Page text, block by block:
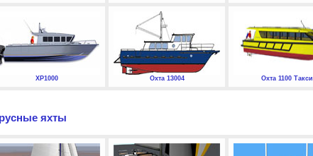
XP1000 Охта 13004 Охта 1100 Такси
яхты